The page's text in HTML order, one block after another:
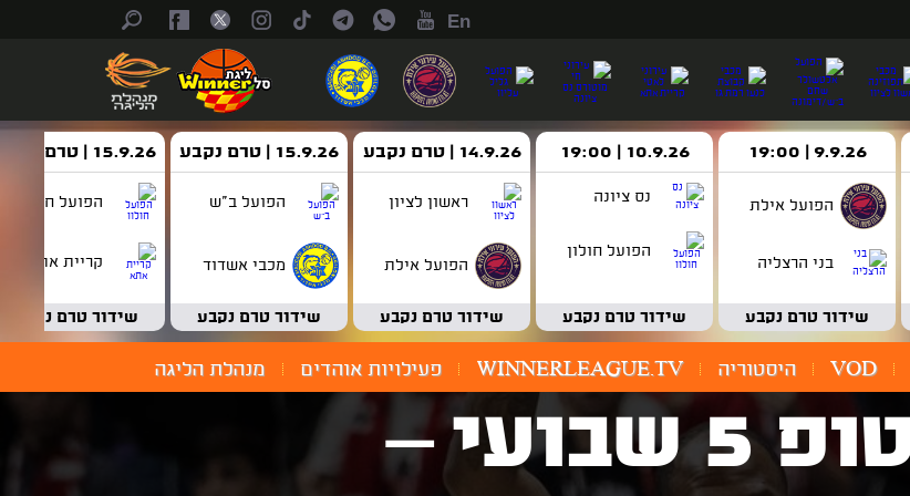
En
9.9.26 | 19:00
הפועל אילת
בני הרצליה
שידור טרם נקבע
10.9.26 | 19:00
נס ציונה
הפועל חולון
שידור טרם נקבע
14.9.26 | טרם נקבע
ראשון לציון
הפועל אילת
שידור טרם נקבע
15.9.26 | טרם נקבע
הפועל ב"ש
מכבי אשדוד
שידור טרם נקבע
15.9.26 | טרם נקבע
הפועל חולון
קריית אתא
שידור טרם נקבע
VOD היסטוריה WINNERLEAGUE.TV פעילויות אוהדים מנהלת הליגה
צפו: טופ 5 שבועי –